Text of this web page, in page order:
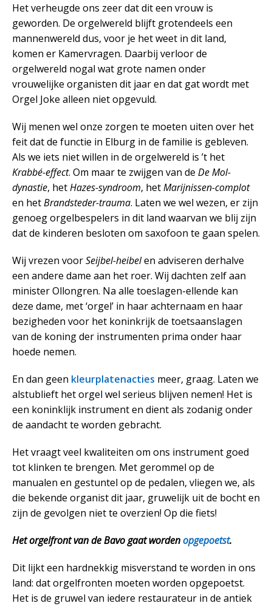
Het verheugde ons zeer dat dit een vrouw is
geworden. De orgelwereld blijft grotendeels een
mannenwereld dus, voor je het weet in dit land,
komen er Kamervragen. Daarbij verloor de
orgelwereld nogal wat grote namen onder
vrouwelijke organisten dit jaar en dat gat wordt met
Orgel Joke alleen niet opgevuld.
Wij menen wel onze zorgen te moeten uiten over het
feit dat de functie in Elburg in de familie is gebleven.
Als we iets niet willen in de orgelwereld is ’t het
Krabbé-effect. Om maar te zwijgen van de De Mol-
dynastie, hetHazes-syndroom, hetMarijnissen-complot
en hetBrandsteder-trauma. Laten we wel wezen, er zijn
genoeg orgelbespelers in dit land waarvan we blij zijn
dat de kinderen besloten om saxofoon te gaan spelen.
Wij vrezen voorSeijbel-heibelen adviseren derhalve
een andere dame aan het roer. Wij dachten zelf aan
minister Ollongren. Na alle toeslagen-ellende kan
deze dame, met ‘orgel’ in haar achternaam en haar
bezigheden voor het koninkrijk de toetsaanslagen
van de koning der instrumenten prima onder haar
hoede nemen.
En dan geen kleurplatenacties meer, graag. Laten we
alstublieft het orgel wel serieus blijven nemen! Het is
een koninklijk instrument en dient als zodanig onder
de aandacht te worden gebracht.
Het vraagt veel kwaliteiten om ons instrument goed
tot klinken te brengen. Met gerommel op de
manualen en gestuntel op de pedalen, vliegen we, als
die bekende organist dit jaar, gruwelijk uit de bocht en
zijn de gevolgen niet te overzien! Op die fiets!
Het orgelfront van de Bavo gaat wordenopgepoetst.
Dit lijkt een hardnekkig misverstand te worden in ons
land: dat orgelfronten moeten worden opgepoetst.
Het is de gruwel van iedere restaurateur in de antiek